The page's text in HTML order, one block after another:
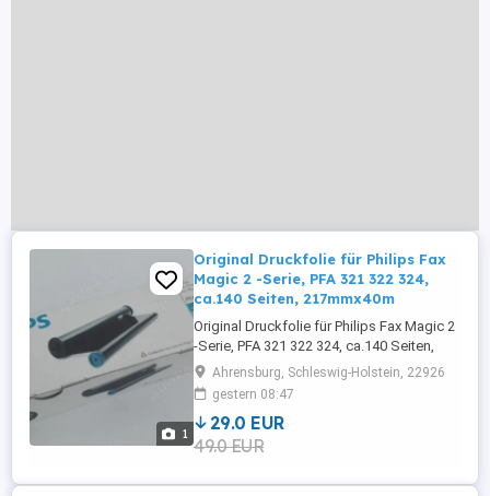
1
Original Druckfolie für Philips Fax
Magic 2 -Serie, PFA 321 322 324,
ca.140 Seiten, 217mmx40m
Original Druckfolie für Philips Fax Magic 2
-Serie, PFA 321 322 324, ca.140 Seiten,
217mmx40m Alternative Bezeichnungen:
Thermotransferrolle TTR Druckfolie
Farbband Farbgeberrolle Farbrolle
Faxrolle Faxfolie Filmrolle Inkfilm Inkfolie
Ribbon bei Versand plus 6,50 Euro. Nach
Ahrensburg, Schleswig-Holstein, 22926
gestern 08:47
29.0 EUR
49.0 EUR